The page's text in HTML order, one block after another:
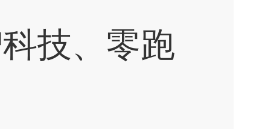
技、 零跑